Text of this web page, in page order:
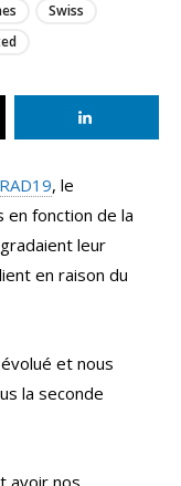
Swiss
, le
en fonction de la
leur
en raison du
et nous
la seconde